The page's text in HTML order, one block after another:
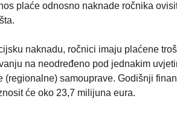
plaće odnosno naknade ročnika
naknadu, ročnici imaju plaćene
na neodređeno pod jednakim
(regionalne) samouprave. Godišnji
će oko 23,7 milijuna eura.